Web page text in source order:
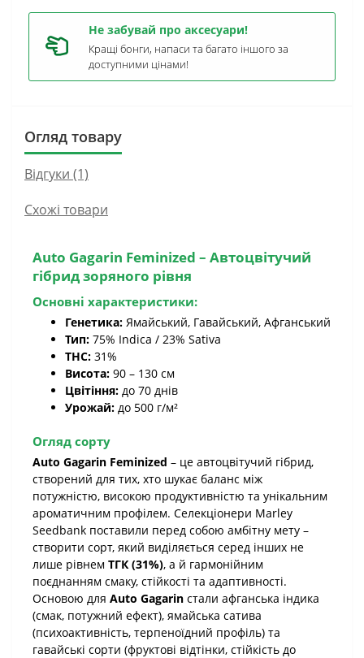
Не забувай про аксесуари!
Кращі бонги, напаси та багато іншого за
доступними цінами!
Огляд товару
Відгуки (1)
Схожі товари
Auto Gagarin Feminized – Автоцвітучий
гібрид зоряного рівня
Основні характеристики:
Генетика: Ямайський, Гавайський, Афганський
Тип: 75% Indica / 23% Sativa
THC: 31%
Висота: 90 – 130 см
Цвітіння: до 70 днів
Урожай: до 500 г/м²
Огляд сорту
Auto Gagarin Feminized – це автоцвітучий гібрид,
створений для тих, хто шукає баланс між
потужністю, високою продуктивністю та унікальним
ароматичним профілем. Селекціонери Marley
Seedbank поставили перед собою амбітну мету –
створити сорт, який виділяється серед інших не
лише рівнем ТГК (31%), а й гармонійним
поєднанням смаку, стійкості та адаптивності.
Основою для Auto Gagarin стали афганська індика
(смак, потужний ефект), ямайська сатива
(психоактивність, терпеноїдний профіль) та
гавайські сорти (фруктові відтінки, стійкість до